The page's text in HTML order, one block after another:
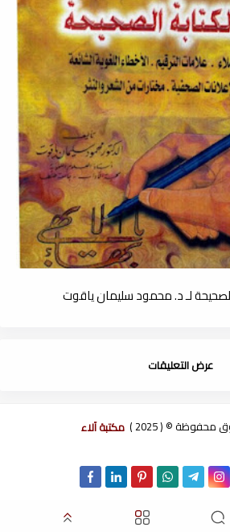
لـ د. محمود سليمان ياقوت
عرض التعليقات
© ( 2025 ) مكتبة آلاء